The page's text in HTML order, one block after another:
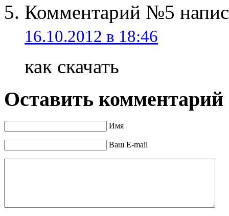
Комментарий №5
16.10.2012 в 18:46
как скачать
Оставить комментарий
Имя
Ваш E-mail